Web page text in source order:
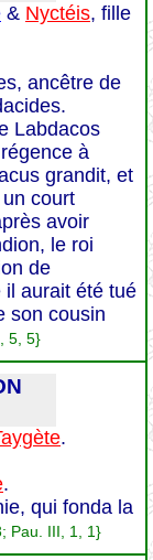
& Nyctéis, fille
ancêtre de
Labdacos
à
grandit, et
court
avoir
le roi
de
il aurait été tué
son cousin
5, 5}
.
.
qui fonda la
Pau. III, 1, 1}